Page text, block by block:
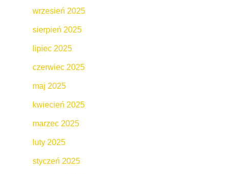
wrzesień 2025
sierpień 2025
lipiec 2025
czerwiec 2025
maj 2025
kwiecień 2025
marzec 2025
luty 2025
styczeń 2025